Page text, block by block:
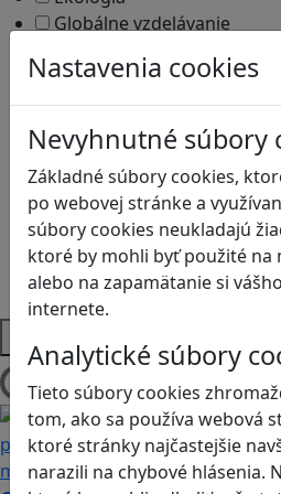
Nastavenia cookies
Nevyhnutné súbory
Základné súbory cookies,
po webovej stránke a
súbory cookies neukladajú
ktoré by mohli byť použité na
alebo na zapamätanie si
internete.
Analytické súbory
Tieto súbory cookies
tom, ako sa používa webová
ktoré stránky najčastejšie
narazili na chybové hlásenia.
Globálne vzdelávanie
Kritické myslenie
Kyberšikana
Logické myslenie
Ľudské práva a tolerancia
Motorika a koncentrácia
Programovanie/Technika
Sociálne zručnosti a
Strategické myslenie
Zdravie a pohyb
Platformy
Načítam blogy